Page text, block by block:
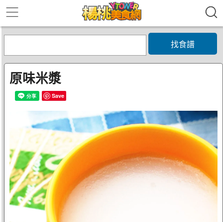
找食譜
原味米漿
Save